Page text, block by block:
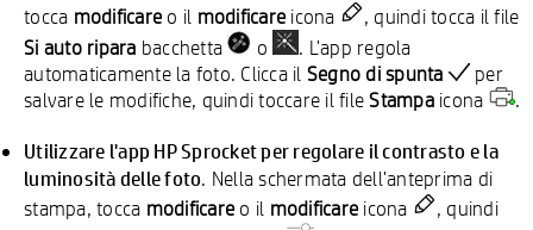
tocca modificare o il modificare icona
, quindi tocca il file
Si auto ripara bacchetta o
. L'app regola
automaticamente la foto. Clicca il Segno di spunta
per
salvare le modifiche, quindi toccare il fileStampaicona .
Utilizzare l'app HP Sprocket per regolare il contrasto e la
luminosità delle foto. Nella schermata dell'anteprima di
stampa, tocca modificare o il modificare icona
, quindi